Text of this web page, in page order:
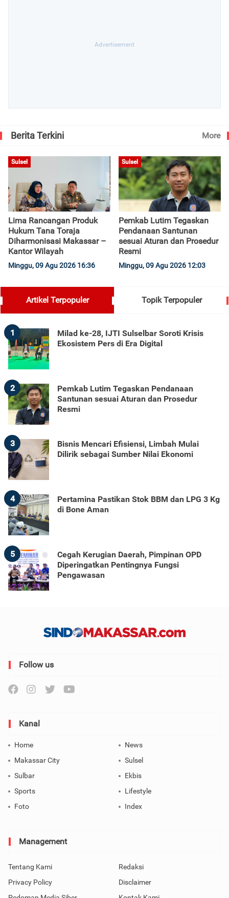
Berita Terkini More
Sulsel
Lima Rancangan Produk
Hukum Tana Toraja
Diharmonisasi Makassar –
Kantor Wilayah
Minggu, 09 Agu 2026 16:36
Sulsel
Pemkab Lutim Tegaskan
Pendanaan Santunan
sesuai Aturan dan Prosedur
Resmi
Minggu, 09 Agu 2026 12:03
Artikel Terpopuler Topik Terpopuler
1
Milad ke-28, IJTI Sulselbar Soroti Krisis
Ekosistem Pers di Era Digital
2
Pemkab Lutim Tegaskan Pendanaan
Santunan sesuai Aturan dan Prosedur
Resmi
3
Bisnis Mencari Efisiensi, Limbah Mulai
Dilirik sebagai Sumber Nilai Ekonomi
4
Pertamina Pastikan Stok BBM dan LPG 3 Kg
di Bone Aman
5
Cegah Kerugian Daerah, Pimpinan OPD
Diperingatkan Pentingnya Fungsi
Pengawasan
Follow us
Kanal
Home
News
Makassar City
Sulsel
Sulbar
Ekbis
Sports
Lifestyle
Foto
Index
Management
Tentang Kami
Redaksi
Privacy Policy
Disclaimer